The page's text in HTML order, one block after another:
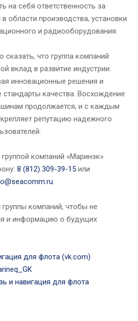
на себя ответственность за
области производства, установки
и радиооборудования.
что группа компаний
вклад в развитие индустрии.
инновационные решения и
качества. Восхождение
продолжается, и с каждым
репутацию надежного
компаний «Маринэк»
8 (812) 309-39-15 или
.
компаний, чтобы не
и информацию о будущих
для флота (vk.com)
и навигация для флота